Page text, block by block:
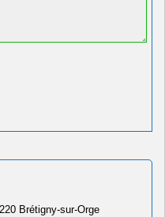
Brétigny-sur-Orge